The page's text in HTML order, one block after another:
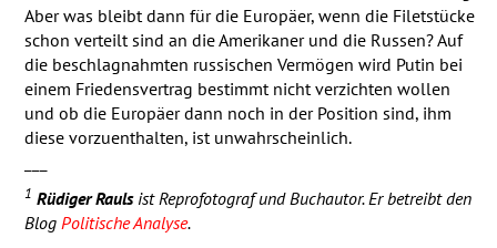
Aber was bleibt dann für die Europäer, wenn die Filetstücke
schon verteilt sind an die Amerikaner und die Russen? Auf
die beschlagnahmten russischen Vermögen wird Putin bei
einem Friedensvertrag bestimmt nicht verzichten wollen
und ob die Europäer dann noch in der Position sind, ihm
diese vorzuenthalten, ist unwahrscheinlich.
1 Rüdiger Raulsist Reprofotograf und Buchautor. Er betreibt den
Blog Politische Analyse.